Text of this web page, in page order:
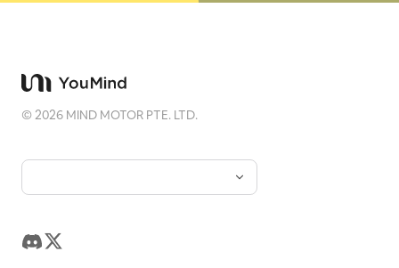
©2026 MIND MOTOR PTE. LTD.